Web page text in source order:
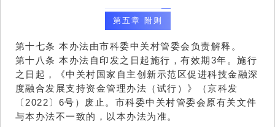
第五章 附则
第十七条 本办法由市科委中关村管委会负责解释。
第十八条 本办法自印发之日起施行，有效期3年。施行
之日起，《中关村国家自主创新示范区促进科技金融深
度融合发展支持资金管理办法（试行）》（京科发
〔2022〕6号）废止。市科委中关村管委会原有关文件
与本办法不一致的，以本办法为准。